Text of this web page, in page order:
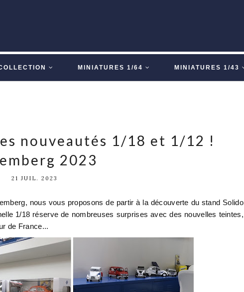
MINIATURES 1/64 MINIATURES 1/43
nouveautés 1/18 et 1/12 !
2023
21 JUIL. 2023
nous vous proposons de partir à la découverte du stand Solido
1/18 réserve de nombreuses surprises avec des nouvelles teintes,
de France...